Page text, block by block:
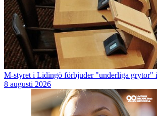
M-styret i Lidingö förbjuder "underliga grytor"
8 augusti 2026